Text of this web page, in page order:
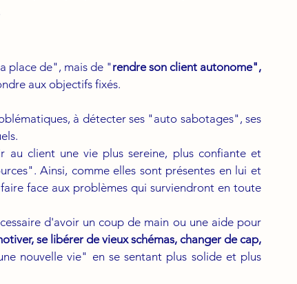
place de", mais de "rendre son client autonome",
aux objectifs fixés.
à détecter ses "auto sabotages", ses
client une vie plus sereine, plus confiante et
Ainsi, comme elles sont présentes en lui et
face aux problèmes qui surviendront en toute
nouvelle vie" en se sentant plus solide et plus